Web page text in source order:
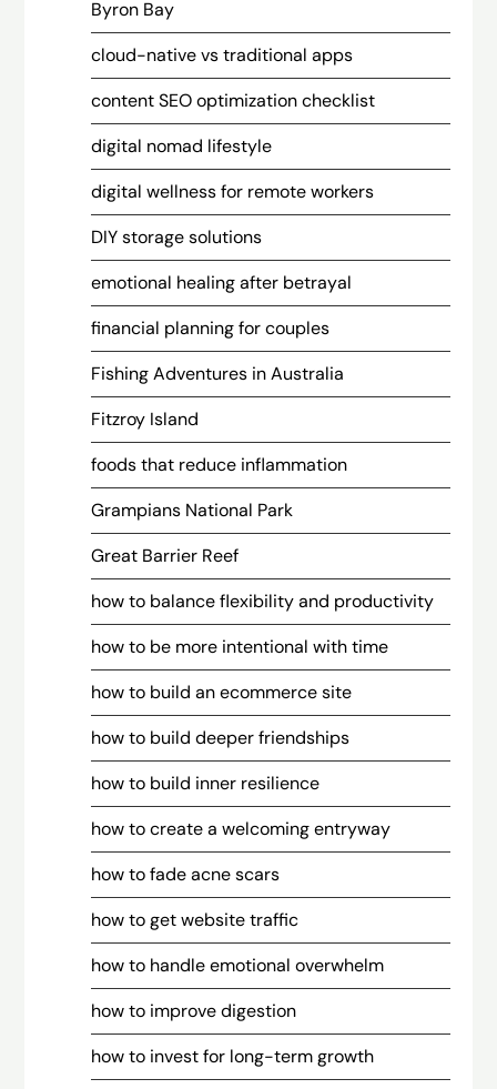
Byron Bay
cloud-native vs traditional apps
content SEO optimization checklist
digital nomad lifestyle
digital wellness for remote workers
DIY storage solutions
emotional healing after betrayal
financial planning for couples
Fishing Adventures in Australia
Fitzroy Island
foods that reduce inflammation
Grampians National Park
Great Barrier Reef
how to balance flexibility and productivity
how to be more intentional with time
how to build an ecommerce site
how to build deeper friendships
how to build inner resilience
how to create a welcoming entryway
how to fade acne scars
how to get website traffic
how to handle emotional overwhelm
how to improve digestion
how to invest for long-term growth